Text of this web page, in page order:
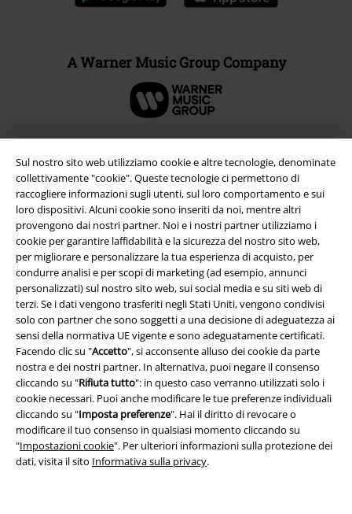
Sul nostro sito web utilizziamo cookie e altre tecnologie, denominate
collettivamente "cookie". Queste tecnologie ci permettono di
raccogliere informazioni sugli utenti, sul loro comportamento e sui
loro dispositivi. Alcuni cookie sono inseriti da noi, mentre altri
provengono dai nostri partner. Noi e i nostri partner utilizziamo i
cookie per garantire laffidabilità e la sicurezza del nostro sito web,
per migliorare e personalizzare la tua esperienza di acquisto, per
condurre analisi e per scopi di marketing (ad esempio, annunci
personalizzati) sul nostro sito web, sui social media e su siti web di
terzi. Se i dati vengono trasferiti negli Stati Uniti, vengono condivisi
solo con partner che sono soggetti a una decisione di adeguatezza ai
sensi della normativa UE vigente e sono adeguatamente certificati.
Facendo clic su "Accetto", si acconsente alluso dei cookie da parte
nostra e dei nostri partner. In alternativa, puoi negare il consenso
cliccando su "Rifiuta tutto": in questo caso verranno utilizzati solo i
cookie necessari. Puoi anche modificare le tue preferenze individuali
cliccando su "Imposta preferenze". Hai il diritto di revocare o
modificare il tuo consenso in qualsiasi momento cliccando su
"Impostazioni cookie". Per ulteriori informazioni sulla protezione dei
dati, visita il sito Informativa sulla privacy.
A Warner Music Group Company
Info legali
Termini & Condizioni
Redazione
Legge sulla Privacy
Smaltimento rifiuti e protezione dell’ambiente
Dichiarazione di Conformità